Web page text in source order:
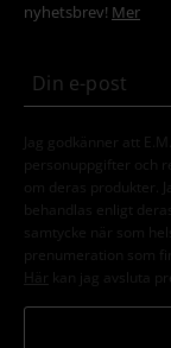
nyhetsbrev! Mer
Jag godkänner att
personuppgifter och
om deras produkter.
behandlas enligt deras
samtycke när som
prenumeration som
Här kan jag avsluta